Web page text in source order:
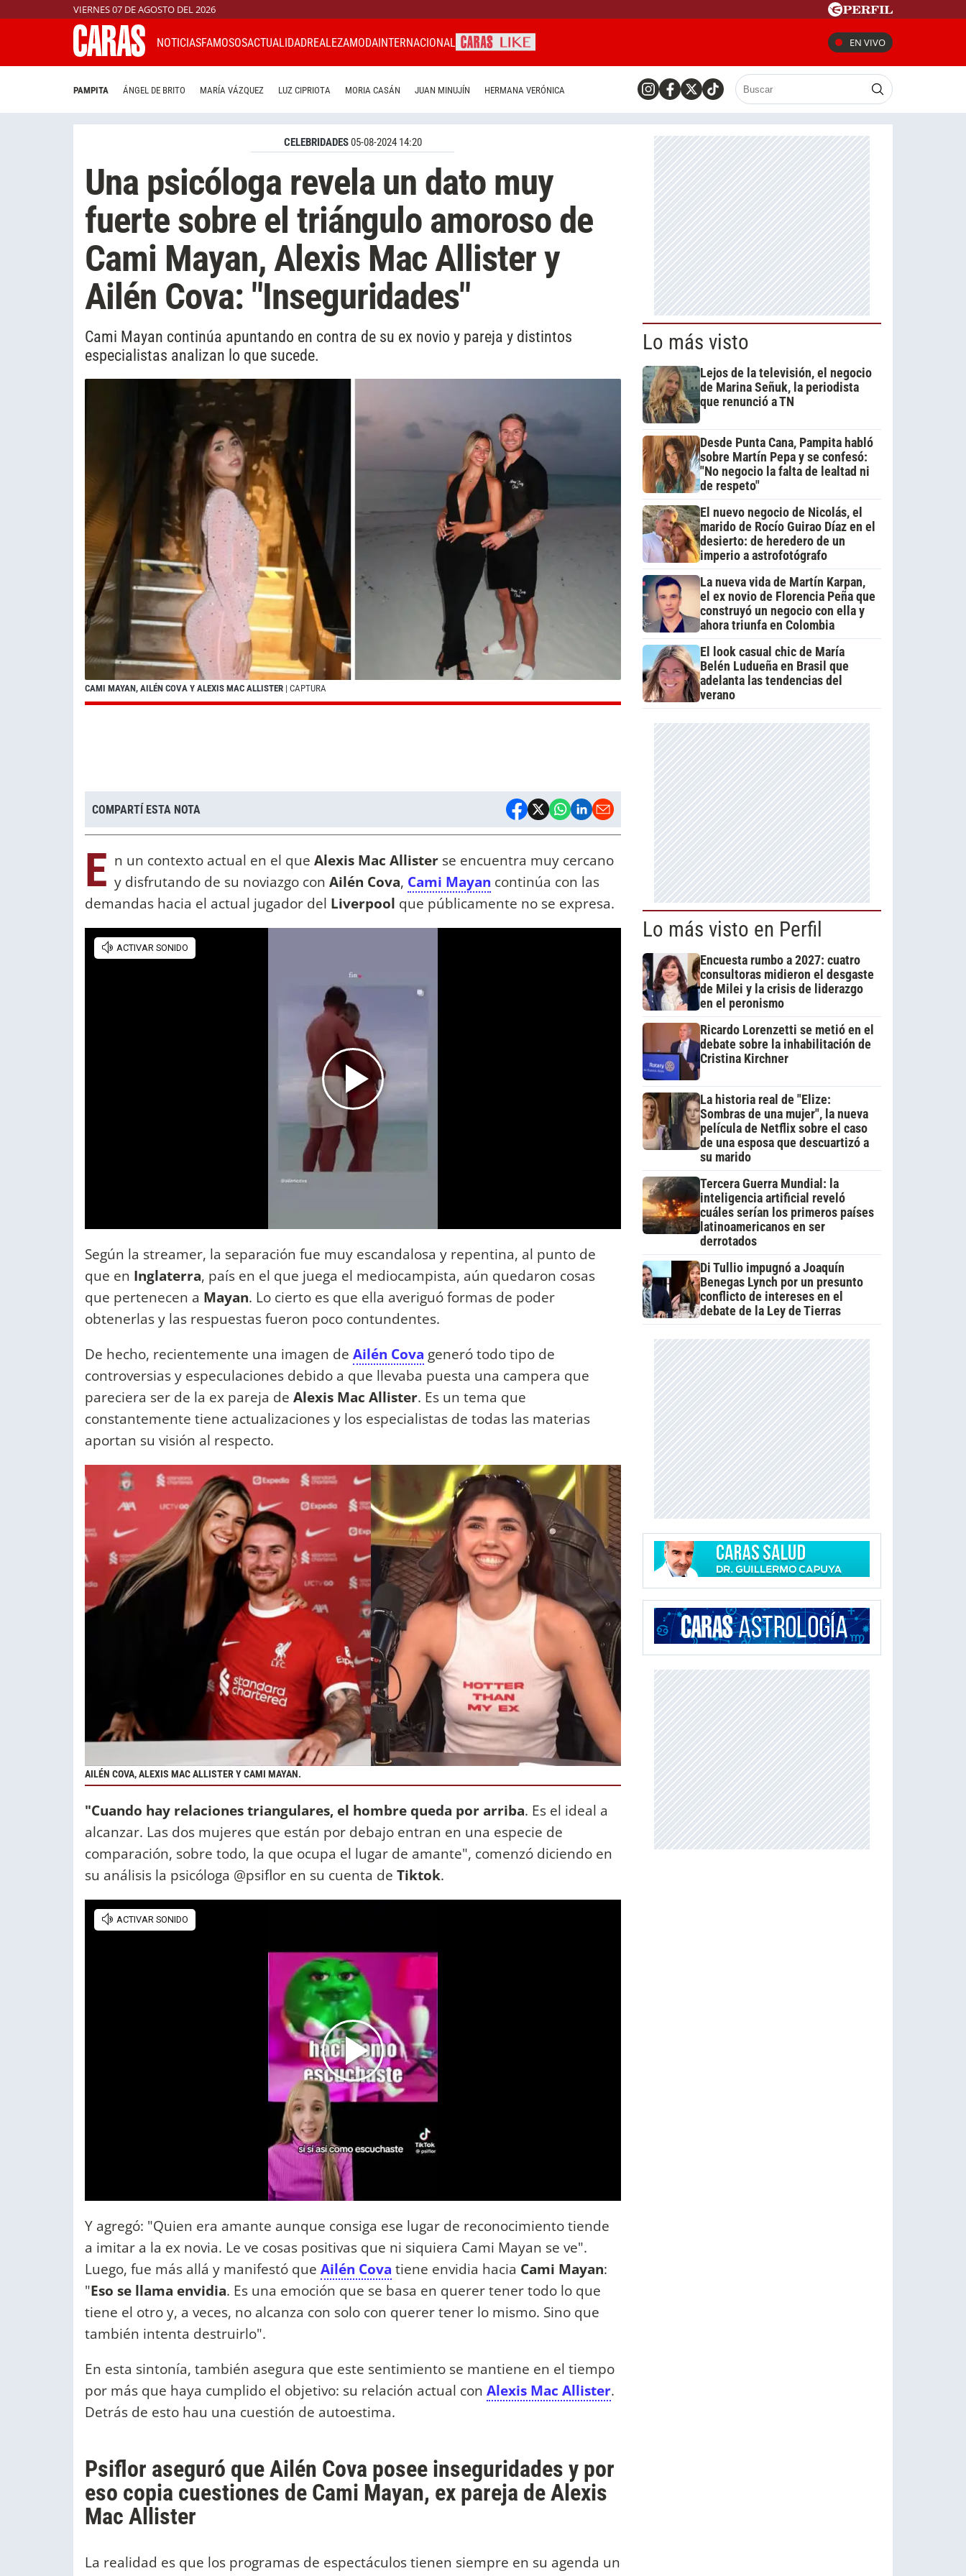
VIERNES 07 DE AGOSTO DEL 2026
NOTICIASFAMOSOSACTUALIDADREALEZAMODAINTERNACIONAL EN VIVO
PAMPITA ÁNGEL DE BRITO MARÍA VÁZQUEZ LUZ CIPRIOTA MORIA CASÁN JUAN MINUJÍN HERMANA VERÓNICA
CELEBRIDADES05-08-2024 14:20
Una psicóloga revela un dato muy
fuerte sobre el triángulo amoroso de
Cami Mayan, Alexis Mac Allister y
Ailén Cova: "Inseguridades"
Cami Mayan continúa apuntando en contra de su ex novio y pareja y distintos
especialistas analizan lo que sucede.
CAMI MAYAN, AILÉN COVA Y ALEXIS MAC ALLISTER | CAPTURA
COMPARTÍ ESTA NOTA
E n un contexto actual en el que Alexis Mac Allister se encuentra muy cercano
y disfrutando de su noviazgo con Ailén Cova, Cami Mayan continúa con las
demandas hacia el actual jugador del Liverpool que públicamente no se expresa.
Según la streamer, la separación fue muy escandalosa y repentina, al punto de
que en Inglaterra, país en el que juega el mediocampista, aún quedaron cosas
que pertenecen a Mayan. Lo cierto es que ella averiguó formas de poder
obtenerlas y las respuestas fueron poco contundentes.
De hecho, recientemente una imagen de Ailén Cova generó todo tipo de
controversias y especulaciones debido a que llevaba puesta una campera que
pareciera ser de la ex pareja de Alexis Mac Allister. Es un tema que
constantemente tiene actualizaciones y los especialistas de todas las materias
aportan su visión al respecto.
AILÉN COVA, ALEXIS MAC ALLISTER Y CAMI MAYAN.
"Cuando hay relaciones triangulares, el hombre queda por arriba. Es el ideal a
alcanzar. Las dos mujeres que están por debajo entran en una especie de
comparación, sobre todo, la que ocupa el lugar de amante", comenzó diciendo en
su análisis la psicóloga @psiflor en su cuenta de Tiktok.
Y agregó: "Quien era amante aunque consiga ese lugar de reconocimiento tiende
a imitar a la ex novia. Le ve cosas positivas que ni siquiera Cami Mayan se ve".
Luego, fue más allá y manifestó que Ailén Cova tiene envidia hacia Cami Mayan:
"Eso se llama envidia. Es una emoción que se basa en querer tener todo lo que
tiene el otro y, a veces, no alcanza con solo con querer tener lo mismo. Sino que
también intenta destruirlo".
En esta sintonía, también asegura que este sentimiento se mantiene en el tiempo
por más que haya cumplido el objetivo: su relación actual con Alexis Mac Allister.
Detrás de esto hau una cuestión de autoestima.
Psiflor aseguró que Ailén Cova posee inseguridades y por
eso copia cuestiones de Cami Mayan, ex pareja de Alexis
Mac Allister
La realidad es que los programas de espectáculos tienen siempre en su agenda un
Lo más visto
Lejos de la televisión, el negocio
de Marina Señuk, la periodista
que renunció a TN
Desde Punta Cana, Pampita habló
sobre Martín Pepa y se confesó:
"No negocio la falta de lealtad ni
de respeto"
El nuevo negocio de Nicolás, el
marido de Rocío Guirao Díaz en el
desierto: de heredero de un
imperio a astrofotógrafo
La nueva vida de Martín Karpan,
el ex novio de Florencia Peña que
construyó un negocio con ella y
ahora triunfa en Colombia
El look casual chic de María
Belén Ludueña en Brasil que
adelanta las tendencias del
verano
Lo más visto en Perfil
Encuesta rumbo a 2027: cuatro
consultoras midieron el desgaste
de Milei y la crisis de liderazgo
en el peronismo
Ricardo Lorenzetti se metió en el
debate sobre la inhabilitación de
Cristina Kirchner
La historia real de "Elize:
Sombras de una mujer", la nueva
película de Netflix sobre el caso
de una esposa que descuartizó a
su marido
Tercera Guerra Mundial: la
inteligencia artificial reveló
cuáles serían los primeros países
latinoamericanos en ser
derrotados
Di Tullio impugnó a Joaquín
Benegas Lynch por un presunto
conflicto de intereses en el
debate de la Ley de Tierras